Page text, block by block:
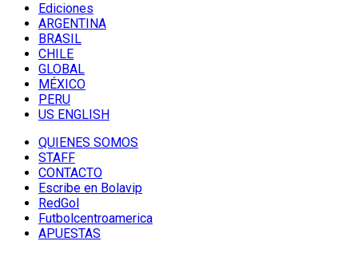
Ediciones
ARGENTINA
BRASIL
CHILE
GLOBAL
MÉXICO
PERU
US ENGLISH
QUIENES SOMOS
STAFF
CONTACTO
Escribe en Bolavip
RedGol
Futbolcentroamerica
APUESTAS